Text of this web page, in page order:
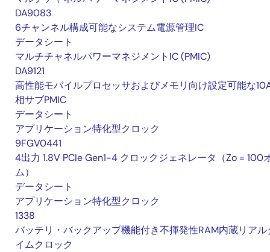
DA9083
6チャンネル構成可能なシステム電源管理IC
データシート
マルチチャネルパワーマネジメントIC (PMIC)
DA9121
高性能モバイルプロセッサおよびメモリ向け設定可能な
相サブPMIC
データシート
アプリケーション特化型クロック
9FGV0441
4出力 1.8V PCIe Gen1-4 クロックジェネレータ（Zo = 100
ム）
データシート
アプリケーション特化型クロック
1338
バッテリ・バックアップ機能付き不揮発性RAM内蔵リアル
イムクロック